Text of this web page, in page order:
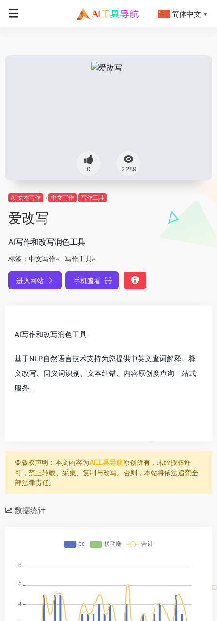
0 2,289
AI 文本写作 中文写作 写作工具
爱改写
AI写作和改写润色工具
标签： 中文写作 写作工具
进入网站 手机查看
AI写作和改写润色工具
基于NLP自然语言技术支持为您提供中英文查词解释、释
义改写、同义词识别、文本纠错、内容原创度查询一站式
服务。
©️版权声明：本文内容为AI工具导航原创所有，未经授权许
可，禁止转载、采集、复制与改写。否则，本站将依法追究全
部法律责任。
数据统计
简体中文 ▼